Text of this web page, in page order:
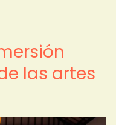
las artes